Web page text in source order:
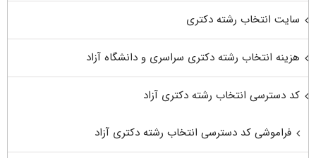
سایت انتخاب رشته دکتری
هزینه انتخاب رشته دکتری سراسری و دانشگاه آزاد
کد دسترسی انتخاب رشته دکتری آزاد
فراموشی کد دسترسی انتخاب رشته دکتری آزاد